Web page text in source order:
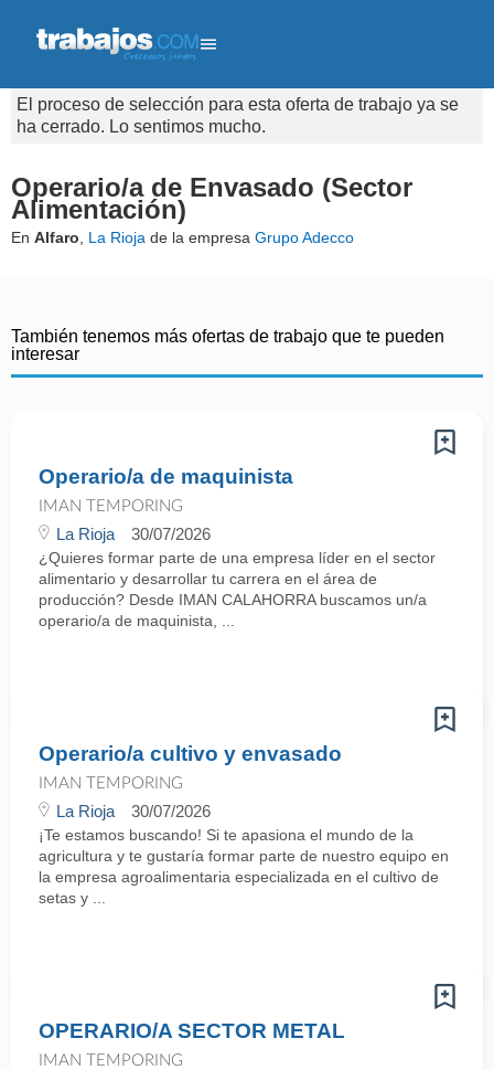
El proceso de selección para esta oferta de trabajo ya se
ha cerrado. Lo sentimos mucho.
Operario/a de Envasado (Sector
Alimentación)
En Alfaro La Rioja de la empresa Grupo Adecco
También tenemos más ofertas de trabajo que te pueden
interesar
Operario/a de maquinista
IMAN TEMPORING
La Rioja 30/07/2026
¿Quieres formar parte de una empresa líder en el sector
alimentario y desarrollar tu carrera en el área de
producción? Desde IMAN CALAHORRA buscamos un/a
operario/a de maquinista, ...
Operario/a cultivo y envasado
IMAN TEMPORING
La Rioja 30/07/2026
¡Te estamos buscando! Si te apasiona el mundo de la
agricultura y te gustaría formar parte de nuestro equipo en
la empresa agroalimentaria especializada en el cultivo de
setas y ...
OPERARIO/A SECTOR METAL
IMAN TEMPORING